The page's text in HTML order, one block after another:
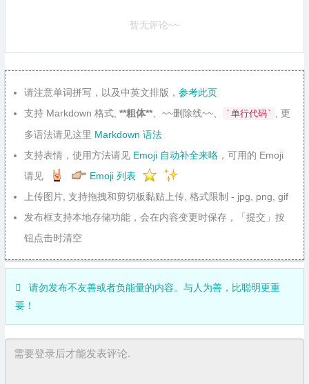
暂无评论~~
请注意单词拼写，以及中英文排版， 参考此页
支持 Markdown 格式, **粗体** 、~~删除线~~、 `单行代码`
, 更
多语法请见这里 Markdown 语法
支持表情，使用方法请见 Emoji 自动补全来咯 ，可用的 Emoji
请见
Emoji 列表
上传图片, 支持拖拽和剪切板黏贴上传, 格式限制 - jpg, png, gif
发布框支持本地存储功能，会在内容变更时保存，「提交」按
钮点击时清空
请勿发布不友善或者负能量的内容。与人为善，比聪明更重
要！